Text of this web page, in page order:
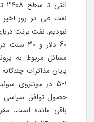
نفت طی دو روز اخیر
نبودیم. نفت برنت
60 دلار
مسائل مربوط به
پایان مذاکرات
١+۵ در مونتروی
حصول توافق سیاسی
باقی مانده است.